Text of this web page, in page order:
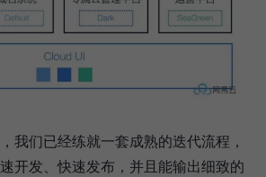
我们已经练就一套成熟的迭代流程，
开发、快速发布，并且能输出细致的